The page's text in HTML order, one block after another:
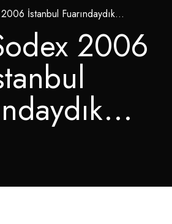
İstanbul Fuarındaydık...
2006